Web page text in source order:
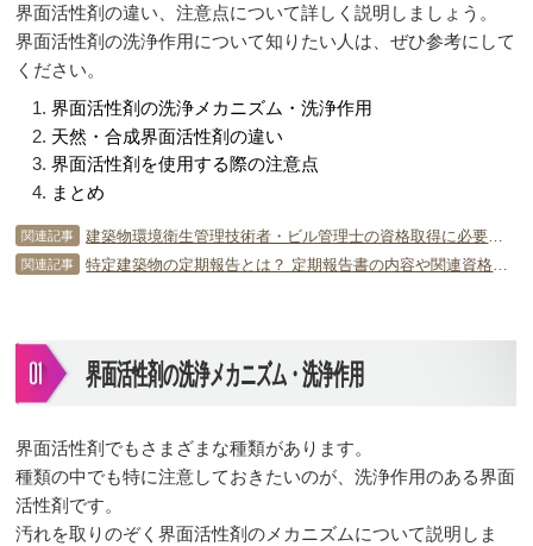
界面活性剤の違い、注意点について詳しく説明しましょう。
界面活性剤の洗浄作用について知りたい人は、ぜひ参考にして
ください。
界面活性剤の洗浄メカニズム・洗浄作用
天然・合成界面活性剤の違い
界面活性剤を使用する際の注意点
まとめ
関連記事
関連記事
界面活性剤の洗浄メカニズム・洗浄作用
界面活性剤でもさまざまな種類があります。
種類の中でも特に注意しておきたいのが、洗浄作用のある界面
活性剤です。
汚れを取りのぞく界面活性剤のメカニズムについて説明しま